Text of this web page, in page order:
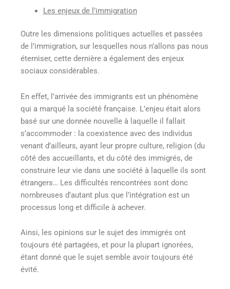
Les enjeux de l’immigration
Outre les dimensions politiques actuelles et passées
de l’immigration, sur lesquelles nous n’allons pas nous
éterniser, cette dernière a également des enjeux
sociaux considérables.
En effet, l’arrivée des immigrants est un phénomène
qui a marqué la société française. L’enjeu était alors
basé sur une donnée nouvelle à laquelle il fallait
s’accommoder : la coexistence avec des individus
venant d’ailleurs, ayant leur propre culture, religion (du
côté des accueillants, et du côté des immigrés, de
construire leur vie dans une société à laquelle ils sont
étrangers… Les difficultés rencontrées sont donc
nombreuses d’autant plus que l’intégration est un
processus long et difficile à achever.
Ainsi, les opinions sur le sujet des immigrés ont
toujours été partagées, et pour la plupart ignorées,
étant donné que le sujet semble avoir toujours été
évité.